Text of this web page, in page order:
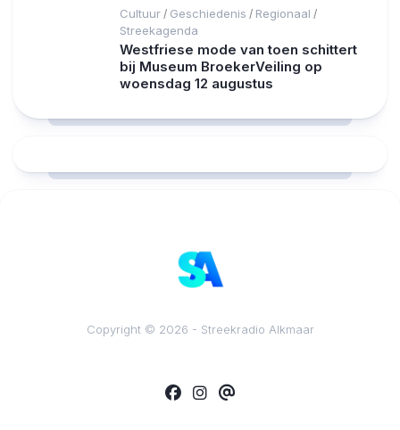
Cultuur / Geschiedenis / Regionaal /
Streekagenda
Westfriese mode van toen schittert
bij Museum BroekerVeiling op
woensdag 12 augustus
Copyright © 2026 - Streekradio Alkmaar